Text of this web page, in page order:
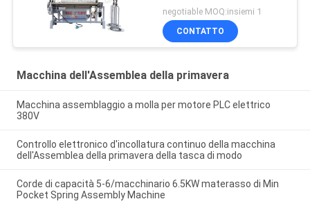
della primavera NOBO-
ZC-4
negotiable MOQ:insiemi 1
CONTATTO
Macchina dell'Assemblea della primavera
Macchina assemblaggio a molla per motore PLC elettrico
380V
Controllo elettronico d'incollatura continuo della macchina
dell'Assemblea della primavera della tasca di modo
Corde di capacità 5-6/macchinario 6.5KW materasso di Min
Pocket Spring Assembly Machine